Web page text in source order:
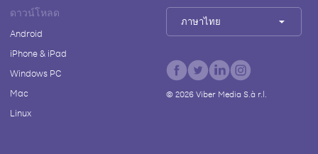
ดาวน์โหลด
Android
iPhone & iPad
Windows PC
Mac
Linux
ภาษาไทย
© 2026Viber Media S.à r.l.